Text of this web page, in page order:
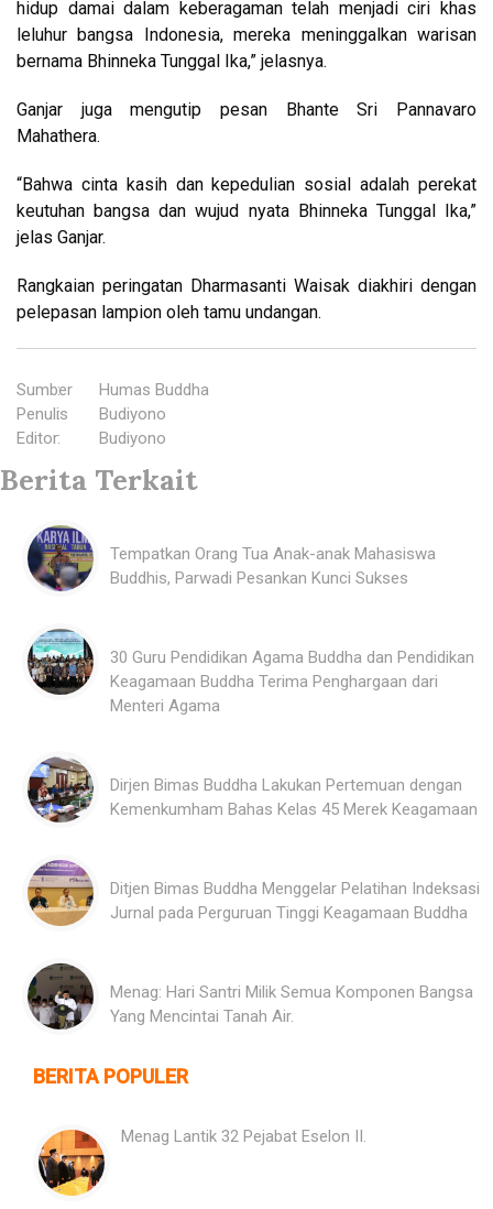
hidup damai dalam keberagaman telah menjadi ciri khas
leluhur bangsa Indonesia, mereka meninggalkan warisan
bernama Bhinneka Tunggal Ika,” jelasnya.
Ganjar juga mengutip pesan Bhante Sri Pannavaro
Mahathera.
“Bahwa cinta kasih dan kepedulian sosial adalah perekat
keutuhan bangsa dan wujud nyata Bhinneka Tunggal Ika,”
jelas Ganjar.
Rangkaian peringatan Dharmasanti Waisak diakhiri dengan
pelepasan lampion oleh tamu undangan.
Sumber
:
Humas Buddha
Penulis
:
Budiyono
Editor: Budiyono
Berita Terkait
Tempatkan Orang Tua Anak-anak Mahasiswa
Buddhis, Parwadi Pesankan Kunci Sukses
30 Guru Pendidikan Agama Buddha dan Pendidikan
Keagamaan Buddha Terima Penghargaan dari
Menteri Agama
Dirjen Bimas Buddha Lakukan Pertemuan dengan
Kemenkumham Bahas Kelas 45 Merek Keagamaan
Ditjen Bimas Buddha Menggelar Pelatihan Indeksasi
Jurnal pada Perguruan Tinggi Keagamaan Buddha
Menag: Hari Santri Milik Semua Komponen Bangsa
Yang Mencintai Tanah Air.
BERITA POPULER
Menag Lantik 32 Pejabat Eselon II.